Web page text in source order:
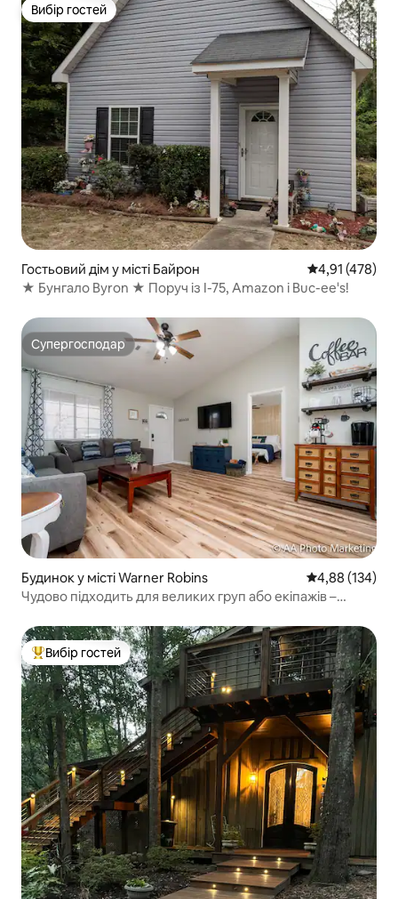
Вибір гостей
Вибір гостей
Гостьовий дім у місті Байрон Середня
4,91 (478)
★ Бунгало Byron ★ Поруч із I-75, Amazon і Buc-ee's!
Супергосподар
Супергосподар
Будинок у місті Warner Robins Середня
4,88 (134)
Чудово підходить для великих груп або екіпажів –
Топ вибір гостей
Вибір гостей